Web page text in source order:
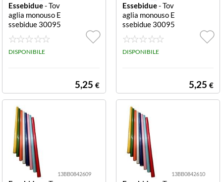
Essebidue- Tov
aglia monouso E
ssebidue 30095
8RO Rosso
DISPONIBILE
5,25 €
Essebidue- Tov
aglia monouso E
ssebidue 30095
8BL Blu
DISPONIBILE
5,25 €
13BB0842609 13BB0842610